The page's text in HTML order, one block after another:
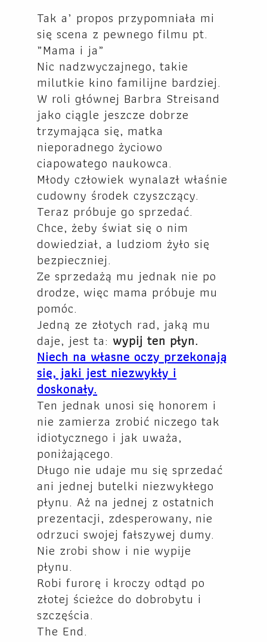
Tak a’ propos przypomniała mi
się scena z pewnego filmu pt.
„Mama i ja”
Nic nadzwyczajnego, takie
milutkie kino familijne bardziej.
W roli głównej Barbra Streisand
jako ciągle jeszcze dobrze
trzymająca się, matka
nieporadnego życiowo
ciapowatego naukowca.
Młody człowiek wynalazł właśnie
cudowny środek czyszczący.
Teraz próbuje go sprzedać.
Chce, żeby świat się o nim
dowiedział, a ludziom żyło się
bezpieczniej.
Ze sprzedażą mu jednak nie po
drodze, więc mama próbuje mu
pomóc.
Jedną ze złotych rad, jaką mu
daje, jest ta: wypij ten płyn.
Niech na własne oczy przekonają
się, jaki jest niezwykły i
doskonały.
Ten jednak unosi się honorem i
nie zamierza zrobić niczego tak
idiotycznego i jak uważa,
poniżającego.
Długo nie udaje mu się sprzedać
ani jednej butelki niezwykłego
płynu. Aż na jednej z ostatnich
prezentacji, zdesperowany, nie
odrzuci swojej fałszywej dumy.
Nie zrobi show i nie wypije
płynu.
Robi furorę i kroczy odtąd po
złotej ścieżce do dobrobytu i
szczęścia.
The End.